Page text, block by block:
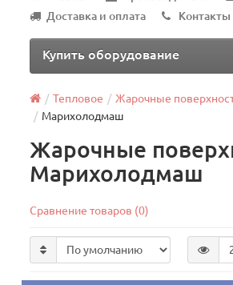
Доставка и оплата
Контакты
Купить оборудование
Тепловое
Жарочные
Марихолодмаш
Жарочные
Марихолодмаш
Сравнение товаров (0)